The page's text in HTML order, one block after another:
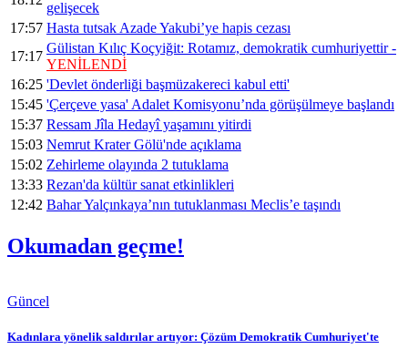
gelişecek
17:57 Hasta tutsak Azade Yakubi’ye hapis cezası
17:17
Gülistan Kılıç Koçyiğit: Rotamız, demokratik cumhuriyettir -
YENİLENDİ
16:25 'Devlet önderliği başmüzakereci kabul etti'
15:45 'Çerçeve yasa' Adalet Komisyonu’nda görüşülmeye başlandı
15:37 Ressam Jîla Hedayî yaşamını yitirdi
15:03 Nemrut Krater Gölü'nde açıklama
15:02 Zehirleme olayında 2 tutuklama
13:33 Rezan'da kültür sanat etkinlikleri
12:42 Bahar Yalçınkaya’nın tutuklanması Meclis’e taşındı
Okumadan geçme!
Güncel
Kadınlara yönelik saldırılar artıyor: Çözüm Demokratik Cumhuriyet'te